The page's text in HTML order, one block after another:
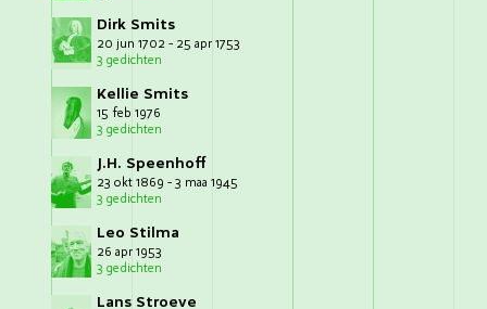
Dirk Smits
20 jun 1702 - 25 apr 1753
3 gedichten
Kellie Smits
15 feb 1976
3 gedichten
J.H. Speenhoff
23 okt 1869 - 3 maa 1945
3 gedichten
Leo Stilma
26 apr 1953
3 gedichten
Lans Stroeve